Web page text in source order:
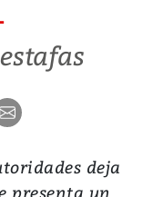
deja
presenta un